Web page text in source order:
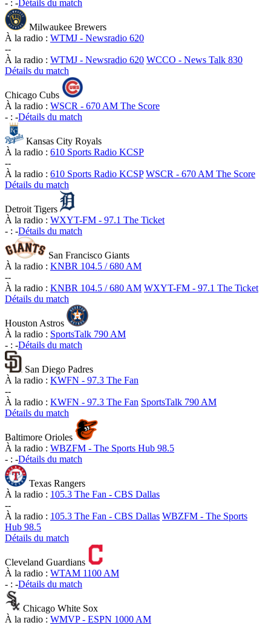
- : - Détails du match
Milwaukee Brewers
À la radio : WTMJ - Newsradio 620
--
À la radio : WTMJ - Newsradio 620 WCCO - News Talk 830
Détails du match
Chicago Cubs
À la radio : WSCR - 670 AM The Score
- : -Détails du match
Kansas City Royals
À la radio : 610 Sports Radio KCSP
--
À la radio : 610 Sports Radio KCSP WSCR - 670 AM The Score
Détails du match
Detroit Tigers
À la radio : WXYT-FM - 97.1 The Ticket
- : -Détails du match
San Francisco Giants
À la radio : KNBR 104.5 / 680 AM
--
À la radio : KNBR 104.5 / 680 AM WXYT-FM - 97.1 The Ticket
Détails du match
Houston Astros
À la radio : SportsTalk 790 AM
- : -Détails du match
San Diego Padres
À la radio : KWFN - 97.3 The Fan
--
À la radio : KWFN - 97.3 The Fan SportsTalk 790 AM
Détails du match
Baltimore Orioles
À la radio : WBZFM - The Sports Hub 98.5
- : -Détails du match
Texas Rangers
À la radio : 105.3 The Fan - CBS Dallas
--
À la radio : 105.3 The Fan - CBS Dallas WBZFM - The Sports
Hub 98.5
Détails du match
Cleveland Guardians
À la radio : WTAM 1100 AM
- : -Détails du match
Chicago White Sox
À la radio : WMVP - ESPN 1000 AM